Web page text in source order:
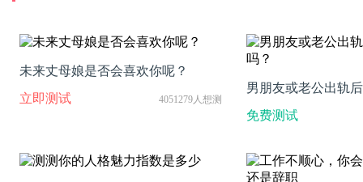
未来丈母娘是否会喜欢你呢？
立即测试
4051279人想测
男朋友或老公出轨
吗？
免费测试